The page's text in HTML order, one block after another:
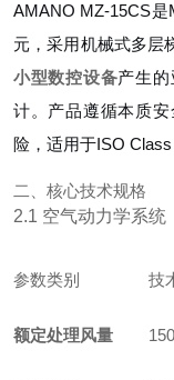
AMANO MZ-15CS
元，采用机械式多层
小型数控设备产生
计。产品遵循本质
险，适用于ISO
二、核心技术规格
2.1 空气动力学系统
参数类别 技
额定处理风量